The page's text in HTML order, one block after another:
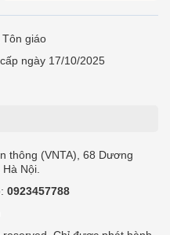
giáo
ngày 17/10/2025
thông (VNTA), 68 Dương
Nội.
0923457788